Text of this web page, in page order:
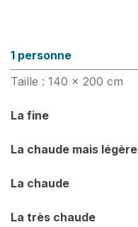
1 personne
Taille : 140 x 200 cm
La fine
La chaude mais légère
La chaude
La très chaude